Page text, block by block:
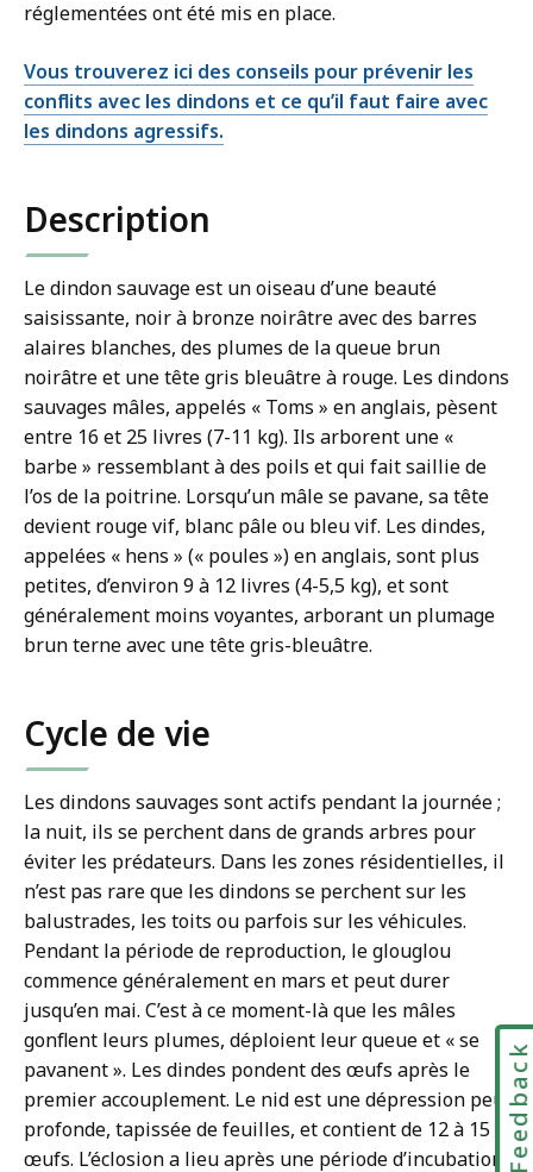
réglementées ont été mis en place.
Vous trouverez ici des conseils pour prévenir les
conflits avec les dindons et ce qu’il faut faire avec
les dindons agressifs.
Description
Le dindon sauvage est un oiseau d’une beauté
saisissante, noir à bronze noirâtre avec des barres
alaires blanches, des plumes de la queue brun
noirâtre et une tête gris bleuâtre à rouge. Les dindons
sauvages mâles, appelés « Toms » en anglais, pèsent
entre 16 et 25 livres (7-11 kg). Ils arborent une «
barbe » ressemblant à des poils et qui fait saillie de
l’os de la poitrine. Lorsqu’un mâle se pavane, sa tête
devient rouge vif, blanc pâle ou bleu vif. Les dindes,
appelées « hens » (« poules ») en anglais, sont plus
petites, d’environ 9 à 12 livres (4-5,5 kg), et sont
généralement moins voyantes, arborant un plumage
brun terne avec une tête gris-bleuâtre.
Cycle de vie
Les dindons sauvages sont actifs pendant la journée ;
la nuit, ils se perchent dans de grands arbres pour
éviter les prédateurs. Dans les zones résidentielles, il
n’est pas rare que les dindons se perchent sur les
balustrades, les toits ou parfois sur les véhicules.
Pendant la période de reproduction, le glouglou
commence généralement en mars et peut durer
jusqu’en mai. C’est à ce moment-là que les mâles
gonflent leurs plumes, déploient leur queue et « se
pavanent ». Les dindes pondent des œufs après le
premier accouplement. Le nid est une dépression peu
profonde, tapissée de feuilles, et contient de 12 à 15
œufs. L’éclosion a lieu après une période d’incubation Feedback